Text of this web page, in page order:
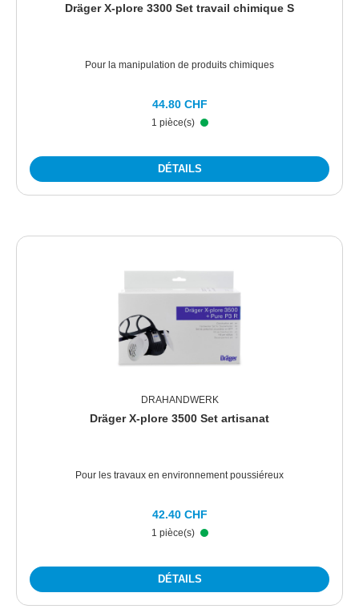
Dräger X-plore 3300 Set travail chimique S
Pour la manipulation de produits chimiques
1 pièce(s)
44.80 CHF
DÉTAILS
DRAHANDWERK
Dräger X-plore 3500 Set artisanat
Pour les travaux en environnement poussiéreux
1 pièce(s)
42.40 CHF
DÉTAILS